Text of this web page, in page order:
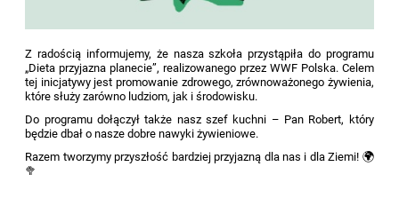
Z radością informujemy, że nasza szkoła przystąpiła do programu
„Dieta przyjazna planecie”, realizowanego przez WWF Polska. Celem
tej inicjatywy jest promowanie zdrowego, zrównoważonego żywienia,
które służy zarówno ludziom, jak i środowisku.
Do programu dołączył także nasz szef kuchni – Pan Robert, który
będzie dbał o nasze dobre nawyki żywieniowe.
Razem tworzymy przyszłość bardziej przyjazną dla nas i dla Ziemi! 🌍
🥦